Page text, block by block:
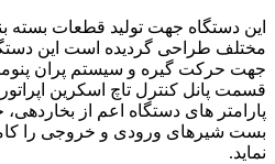
این دستگاه جهت تولید قطعات بسته
مختلف طراحی گردیده است این
جهت حرکت گیره و سیستم پران
قسمت پانل کنترل تاچ اسکرین اپراتور
پارامتر های دستگاه اعم از
بست شیرهای ورودی و خروجی را
نماید.